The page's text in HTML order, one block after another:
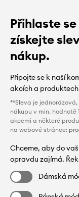
Přihlaste
získejte
nákup.
Připojte se k naší
akcích a
**Sleva je
nákupu v min. hodnotě
akcemi a některé
na webové stránce:
Chceme, aby do
opravdu zajímá.
Dámská